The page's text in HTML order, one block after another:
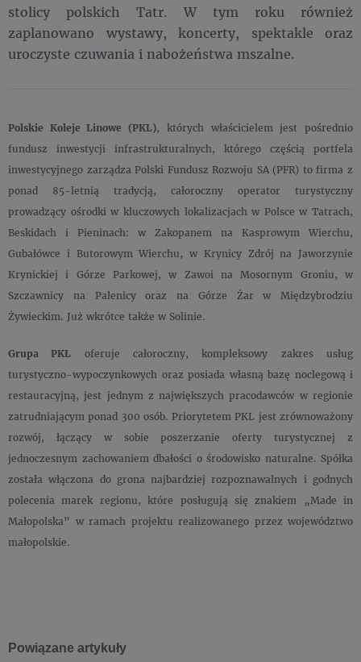
stolicy polskich Tatr. W tym roku również
zaplanowano wystawy, koncerty, spektakle oraz
uroczyste czuwania i nabożeństwa mszalne.
Polskie Koleje Linowe (PKL), których właścicielem jest pośrednio
fundusz inwestycji infrastrukturalnych, którego częścią portfela
inwestycyjnego zarządza Polski Fundusz Rozwoju SA (PFR) to firma z
ponad 85-letnią tradycją, całoroczny operator turystyczny
prowadzący ośrodki w kluczowych lokalizacjach w Polsce w Tatrach,
Beskidach i Pieninach: w Zakopanem na Kasprowym Wierchu,
Gubałówce i Butorowym Wierchu, w Krynicy Zdrój na Jaworzynie
Krynickiej i Górze Parkowej, w Zawoi na Mosornym Groniu, w
Szczawnicy na Palenicy oraz na Górze Żar w Międzybrodziu
Żywieckim. Już wkrótce także w Solinie.
Grupa PKL oferuje całoroczny, kompleksowy zakres usług
turystyczno-wypoczynkowych oraz posiada własną bazę noclegową i
restauracyjną, jest jednym z największych pracodawców w regionie
zatrudniającym ponad 300 osób. Priorytetem PKL jest zrównoważony
rozwój, łączący w sobie poszerzanie oferty turystycznej z
jednoczesnym zachowaniem dbałości o środowisko naturalne. Spółka
została włączona do grona najbardziej rozpoznawalnych i godnych
polecenia marek regionu, które posługują się znakiem „Made in
Małopolska” w ramach projektu realizowanego przez województwo
małopolskie.
Powiązane artykuły